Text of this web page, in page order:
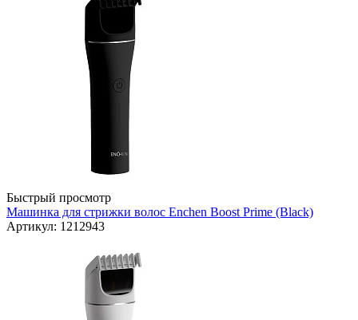
Быстрый просмотр
Машинка для стрижки волос Enchen Boost Prime (Black)
Артикул: 1212943